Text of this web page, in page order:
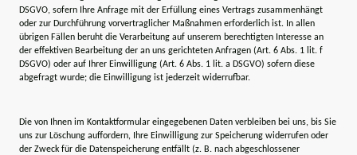
DSGVO, sofern Ihre Anfrage mit der Erfüllung eines Vertrags zusammenhängt
oder zur Durchführung vorvertraglicher Maßnahmen erforderlich ist. In allen
übrigen Fällen beruht die Verarbeitung auf unserem berechtigten Interesse an
der effektiven Bearbeitung der an uns gerichteten Anfragen (Art. 6 Abs. 1 lit. f
DSGVO) oder auf Ihrer Einwilligung (Art. 6 Abs. 1 lit. a DSGVO) sofern diese
abgefragt wurde; die Einwilligung ist jederzeit widerrufbar.
Die von Ihnen im Kontaktformular eingegebenen Daten verbleiben bei uns, bis Sie
uns zur Löschung auffordern, Ihre Einwilligung zur Speicherung widerrufen oder
der Zweck für die Datenspeicherung entfällt (z. B. nach abgeschlossener